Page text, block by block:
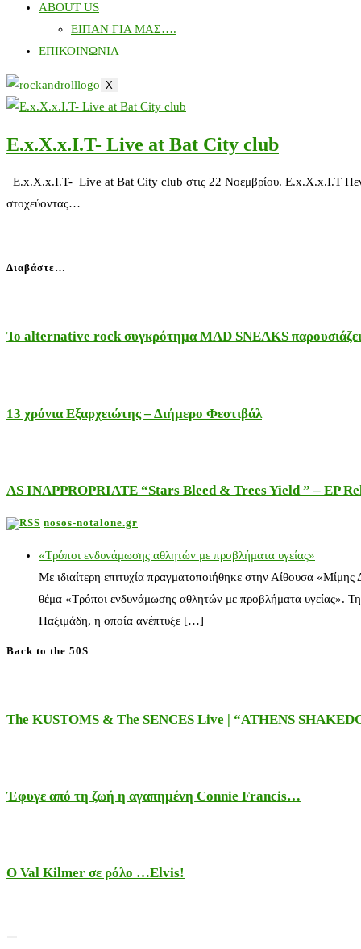
ABOUT US
ΕΙΠΑΝ ΓΙΑ ΜΑΣ….
ΕΠΙΚΟΙΝΩΝΙΑ
X
E.x.X.x.I.T- Live at Bat City club
E.x.X.x.I.T- Live at Bat City club στις 22 Νοεμβρίου. E.x.X.x.I.T
στοχεύοντας…
Διαβάστε…
Το alternative rock συγκρότημα MAD SNEAKS
13 χρόνια Εξαρχειώτης – Διήμερο Φεστιβάλ
AS INAPPROPRIATE “Stars Bleed & Trees Yield ” – EP
nosos-notalone.gr
«Τρόποι ενδυνάμωσης αθλητών με προβλήματα υγείας»
Με ιδιαίτερη επιτυχία πραγματοποιήθηκε στην Αίθουσα
θέμα «Τρόποι ενδυνάμωσης αθλητών με προβλήματα υγείας».
Παξιμάδη, η οποία ανέπτυξε […]
Back to the 50S
The KUSTOMS & The SENCES Live | “ATHENS
Έφυγε από τη ζωή η αγαπημένη Connie Francis…
Ο Val Kilmer σε ρόλο …Elvis!